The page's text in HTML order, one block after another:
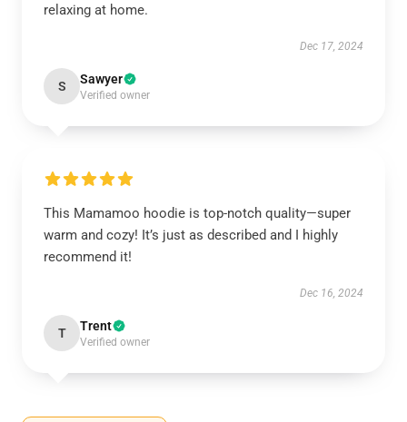
relaxing at home.
Dec 17, 2024
S Sawyer
Verified owner
This Mamamoo hoodie is top-notch quality—super
warm and cozy! It’s just as described and I highly
recommend it!
Dec 16, 2024
T Trent
Verified owner